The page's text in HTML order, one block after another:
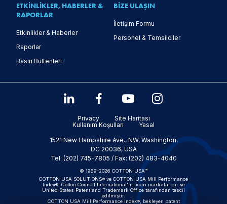
ETKINLIKLER, HABERLER &
RAPORLAR
Etkinlikler & Haberler
Raporlar
Basın Bültenleri
BIZE ULAŞIN
İletişim Formu
Personel & Temsilciler
Privacy
Site Haritası
Kullanım Koşulları
Yasal
1521 New Hampshire Ave., NW, Washington,
DC 20036, USA
Tel: (202) 745-7805 / Fax: (202) 483-4040
© 1989-2026 COTTON USA™
COTTON USA SOLUTIONS® ve COTTON USA Mill Performance
Index®, Cotton Council International'ın ticari markalarıdır ve
United States Patent and Trademark Office tarafından tescil
edilmiştir.
COTTON USA Mill Performance Index®, bekleyen patent